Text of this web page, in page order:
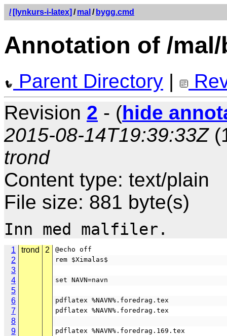
/ [lynkurs-i-latex] / mal / bygg.cmd
Annotation of /
Parent Directory |
Revision 2 - (hide
2015-08-14T19:39:33Z
trond
Content type: text/plain
File size: 881 byte(s)
1 trond 2 @echo off
2 rem $Ximalas$
3
4
set NAVN=navn
5
6
pdflatex %NAVN%.foredrag.tex
7 pdflatex %NAVN%.foredrag.tex
8
9
pdflatex %NAVN%.foredrag.169.tex